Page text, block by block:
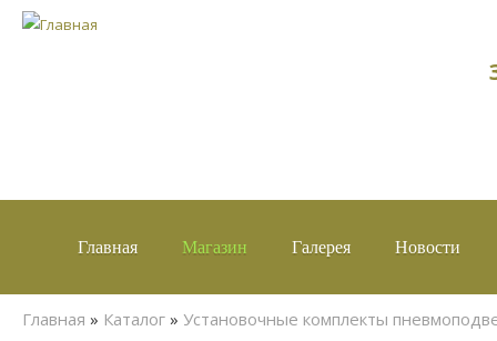
Главная Магазин Галерея Новости
Вы здесь
Главная » Каталог » Установочные комплекты